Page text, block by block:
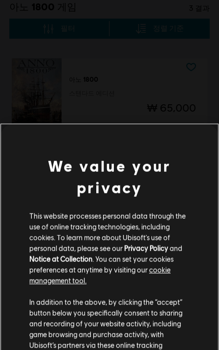
아노 1800 게임 3 결과
필터 정렬 기준
아노 1800
₩ 65,000
골드 에디션
아노 1800
데피니티브 아노 기념일 에디션
₩ 140,300
3종 아이템3 개 표시
공식 Ubisoft 상점에서 좋아하는 영웅을 모두 만나보십시오. 새로운 상품, 특별한 콜
렉터 에디션과 멋진 프로모션 등 Ubisoft 최고의 상품을 1년 내내 선보입니다. 시즌 패
스부터 수집품까지, 풍성한 즐길 거리로 게임을 완벽하게 체험하실 수 있 …
고객님은 미국에 위치하고 있다고 생각합니다.
구매를 위해 로컬 지역의 상점을 방문하십시오.
We value your
privacy
This website processes personal data through the
use of online tracking technologies, including
cookies. To learn more about Ubisoft's use of
personal data, please see our Privacy Policyand
Notice at Collection. You can set your cookies
preferences at anytime by visiting ourcookie
management tool.
In addition to the above, by clicking the “accept”
button below you specifically consent to sharing
and recording of your website activity, including
game browsing and purchase activity, with
Ubisoft’s partners via these online tracking